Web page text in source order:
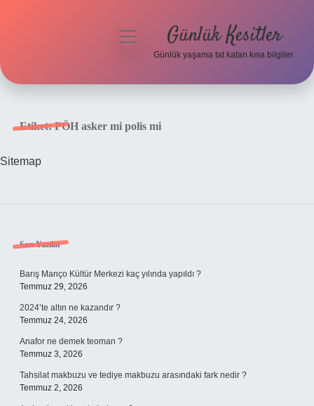
menüyü
Günlük Kesitler
Günlük yaşama tat katan kısa bilgiler.
Etiket:PÖH asker mi polis mi
Sitemap
Sidebar
Son Yazılar
Barış Manço Kültür Merkezi kaç yılında yapıldı ?
Temmuz 29, 2026
2024’te altın ne kazandır ?
Temmuz 24, 2026
Anafor ne demek teoman ?
Temmuz 3, 2026
Tahsilat makbuzu ve tediye makbuzu arasındaki fark nedir ?
Temmuz 2, 2026